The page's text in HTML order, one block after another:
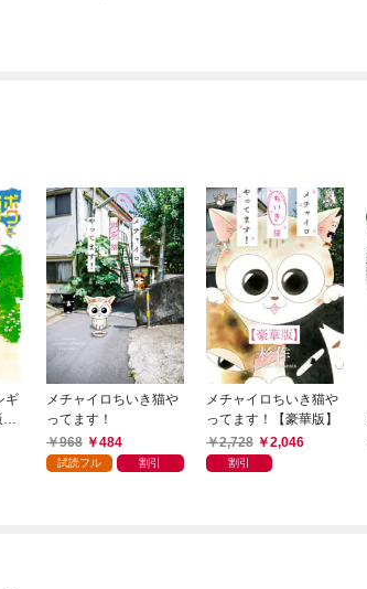
ギ
メチャイロちいき猫や
ってます！
968
484
試読フル 割引
メチャイロちいき猫や
ってます！【豪華版】
2,728
2,046
割引